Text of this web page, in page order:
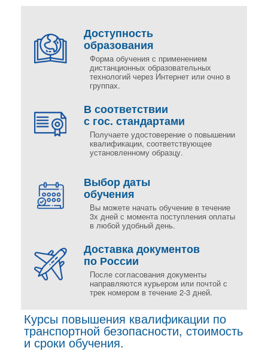
Доступность
образования
Форма обучения с применением
дистанционных образовательных
технологий через Интернет или очно в
группах.
В соответствии
с гос. стандартами
Получаете удостоверение о повышении
квалификации, соответствующее
установленному образцу.
Выбор даты
обучения
Вы можете начать обучение в течение
3х дней с момента поступления оплаты
в любой удобный день.
Доставка документов
по России
После согласования документы
направляются курьером или почтой с
трек номером в течение 2-3 дней.
Курсы повышения квалификации по
транспортной безопасности, стоимость
и сроки обучения.